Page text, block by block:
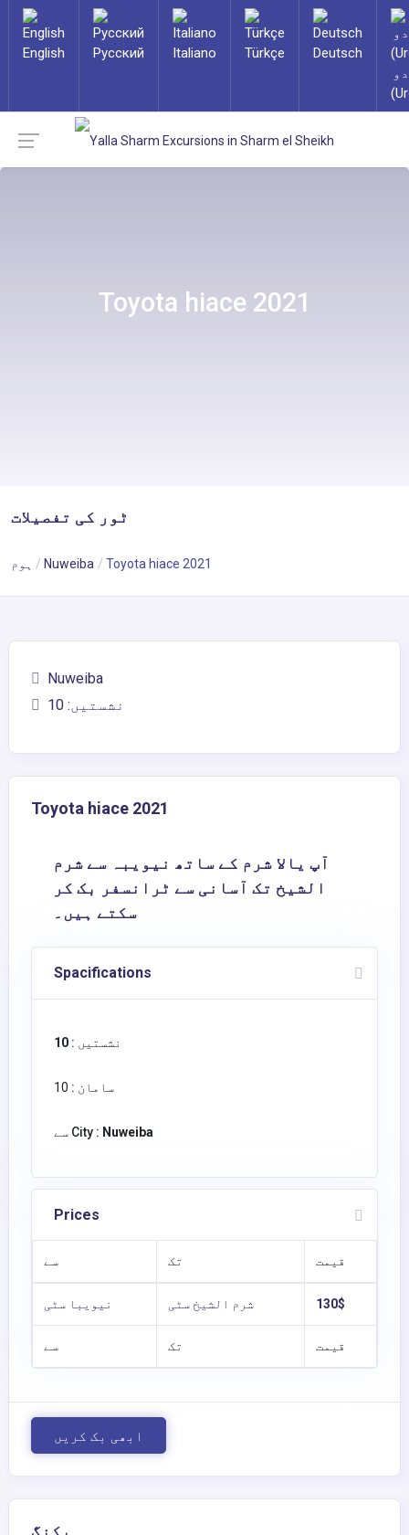
English Русский Italiano Türkçe
Deutsch
Toyota hiace 2021
ٹور کی تفصیلات
ہوم Nuweiba Toyota hiace 2021
Nuweiba
نشستیں: 10
Toyota hiace 2021
آپ یالا شرم کے ساتھ نیویبہ سے شرم
الشیخ تک آسانی سے ٹرانسفر بک کر
سکتے ہیں۔
Spacifications
نشستیں : 10
سامان :
سے City : Nuweiba
Prices
سے تک قیمت
نیویبا سٹی شرم الشیخ سٹی 130$
سے تک قیمت
ابھی بک کریں
بکنگ